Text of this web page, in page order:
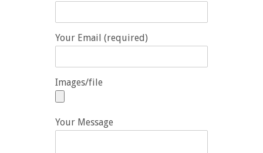
Your Email (required)
Images/file
Your Message